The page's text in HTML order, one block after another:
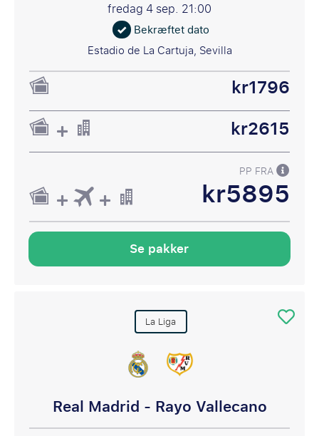
fredag 4 sep. 21:00
Bekræftet dato
Estadio de La Cartuja, Sevilla
kr1796
kr2615
PP FRA
kr5895
Se pakker
La Liga
Real Madrid - Rayo Vallecano